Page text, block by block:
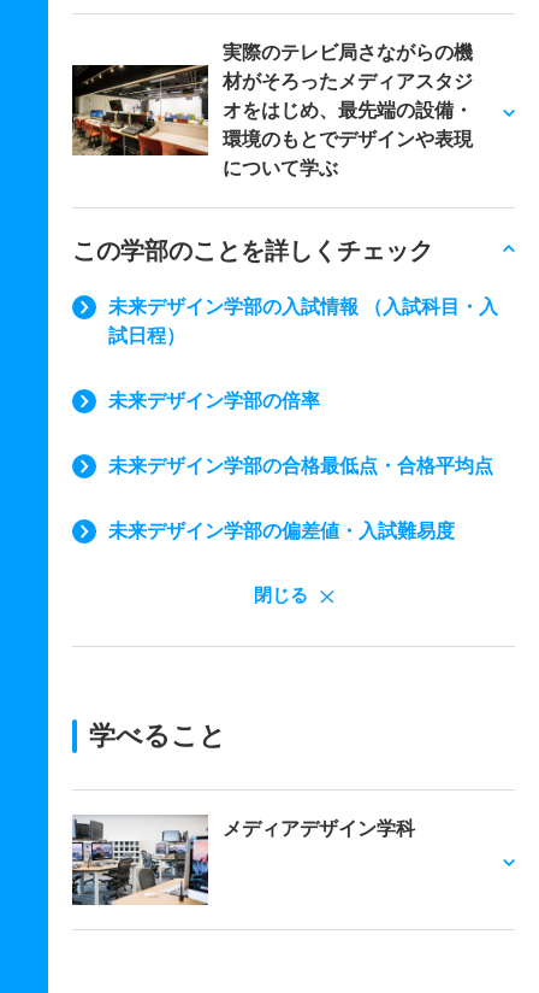
実際のテレビ局さながらの機
材がそろったメディアスタジ
オをはじめ、最先端の設備・
環境のもとでデザインや表現
について学ぶ
この学部のことを詳しくチェック
未来デザイン学部の入試情報 （入試科目・入
試日程）
未来デザイン学部の倍率
未来デザイン学部の合格最低点・合格平均点
未来デザイン学部の偏差値・入試難易度
閉じる
学べること
メディアデザイン学科